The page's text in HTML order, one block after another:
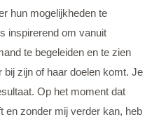
hun mogelijkheden te
inspirerend om vanuit
te begeleiden en te zien
zijn of haar doelen komt. Je
Op het moment dat
en zonder mij verder kan, heb